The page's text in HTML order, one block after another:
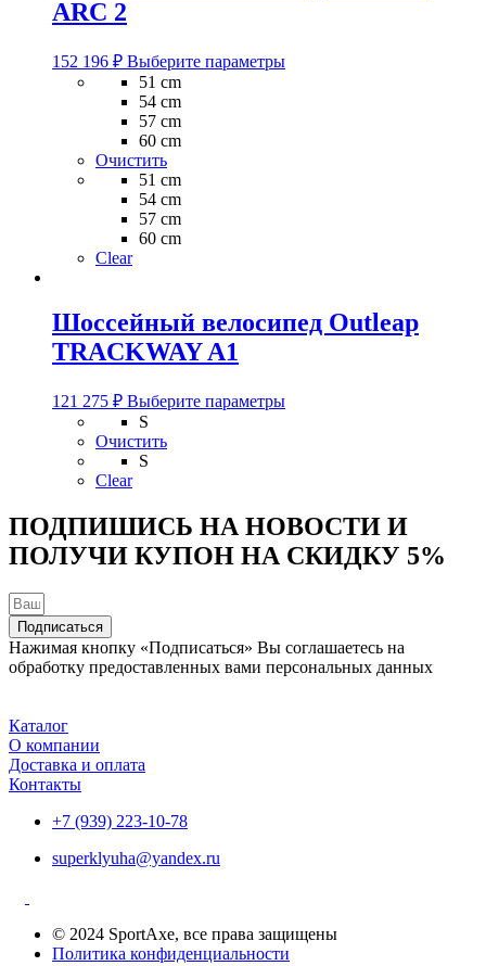
ARC 2
152 196 ₽ Выберите параметрыЭтот
51 cm
54 cm
57 cm
60 cm
Очистить
51 cm
54 cm
57 cm
60 cm
Clear
Шоссейный велосипед Outleap
TRACKWAY A1
121 275 ₽ Выберите параметрыЭтот
можно
выбрать
на
странице
S
Очистить
S
Clear
ПОДПИШИСЬ НА НОВОСТИ И
ПОЛУЧИ КУПОН НА СКИДКУ 5%
Подписаться
Нажимая кнопку «Подписаться» Вы соглашаетесь на
обработку предоставленных вами персональных данных
Каталог
О компании
Доставка и оплата
Контакты
+7 (939) 223-10-78
superklyuha@yandex.ru
© 2024 SportAxe, все права защищены
Политика конфиденциальности